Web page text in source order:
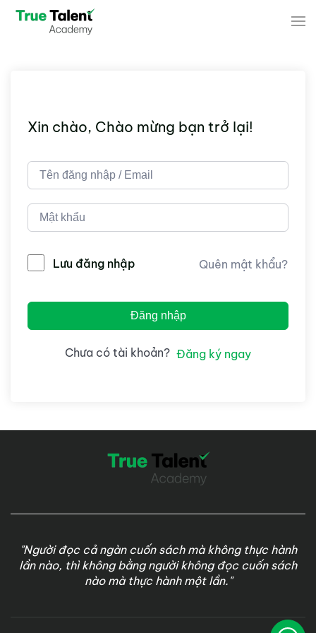
Xin chào, Chào mừng bạn trở lại!
Lưu đăng nhập Quên mật khẩu?
Đăng nhập
Chưa có tài khoản? Đăng ký ngay
"Người đọc cả ngàn cuốn sách mà không thực hành
lần nào, thì không bằng người không đọc cuốn sách
nào mà thực hành một lần."